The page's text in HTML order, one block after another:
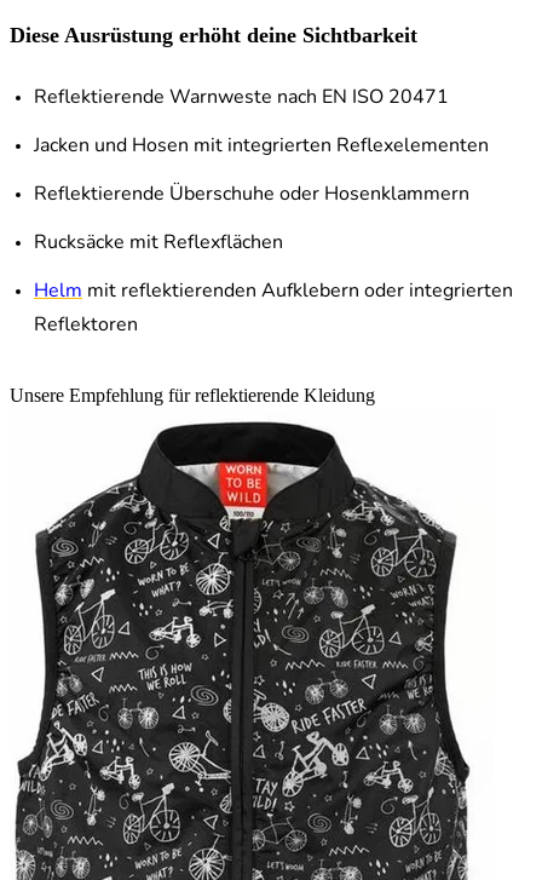
Diese Ausrüstung erhöht deine Sichtbarkeit
Reflektierende Warnweste nach EN ISO 20471
Jacken und Hosen mit integrierten Reflexelementen
Reflektierende Überschuhe oder Hosenklammern
Rucksäcke mit Reflexflächen
Helm mit reflektierenden Aufklebern oder integrierten
Reflektoren
Unsere Empfehlung für reflektierende Kleidung